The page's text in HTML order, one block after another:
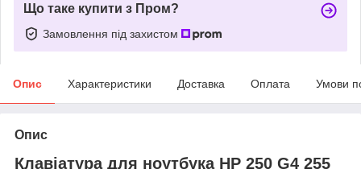
Що таке купити з Пром?
Замовлення під захистом
Опис Характеристики Доставка Оплата Умови
Опис
Клавіатура для ноутбука HP 250 G4 255